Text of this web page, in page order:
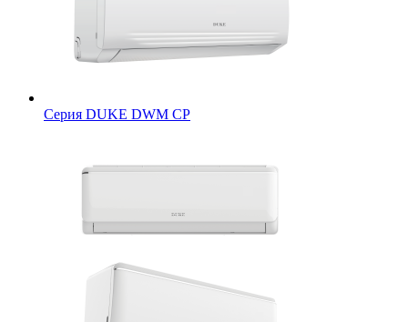
Серия DUKE DWM CP